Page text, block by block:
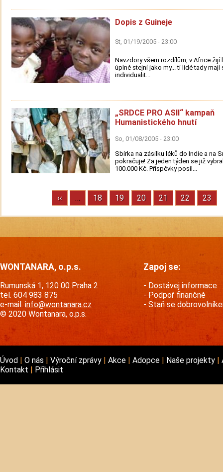
Dopis z Guineje
St, 01/19/2005 - 23:00
Navzdory všem rozdílům, v Africe žijí
úplně stejní jako my... ti lidé tady mají
individualit...
„SRDCE PRO ASII“ kampaň
Humanistického hnutí
So, 01/08/2005 - 23:00
Sbírka na zásilku léků do Indie a na
pokračuje! Za jeden týden se již
100.000 Kč. Příspěvky posíl...
Pagination
Previous
page
‹‹ … Stránka
18 Stránka
19 Stránka
20 Stránka
21 Stránka
22 23
WONTANARA, o.p.s.
Rumunská 1, 120 00 Praha 2
tel. 604 983 875
e-mail: info@wontanara.cz
© 2020 Wontanara, o.p.s.
Zapoj se:
Dostávej informace
Podpoř finančně
Staň se
Úvod O nás Výroční zprávy Akce Adopce Naše projekty
Kontakt
Přihlásit